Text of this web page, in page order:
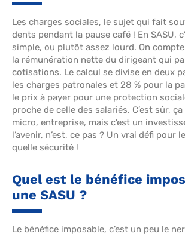
Les charges sociales, le sujet qui fait
dents pendant la pause café ! En SASU,
simple, ou plutôt assez lourd. On
la rémunération nette du dirigeant qui
cotisations. Le calcul se divise en deux
les charges patronales et 28 % pour la
le prix à payer pour une protection
proche de celle des salariés. C’est sûr,
micro, entreprise, mais c’est un
l’avenir, n’est, ce pas ? Un vrai défi pour
quelle sécurité !
Quel est le bénéfice
une SASU ?
Le bénéfice imposable, c’est un peu le